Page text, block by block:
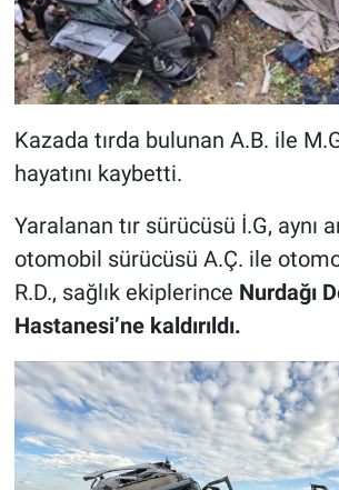
Kazada tırda bulunan A.B. ile
hayatını kaybetti.
Yaralanan tır sürücüsü İ.G, aynı
otomobil sürücüsü A.Ç. ile
R.D., sağlık ekiplerince Nurdağı
Hastanesi’ne kaldırıldı.